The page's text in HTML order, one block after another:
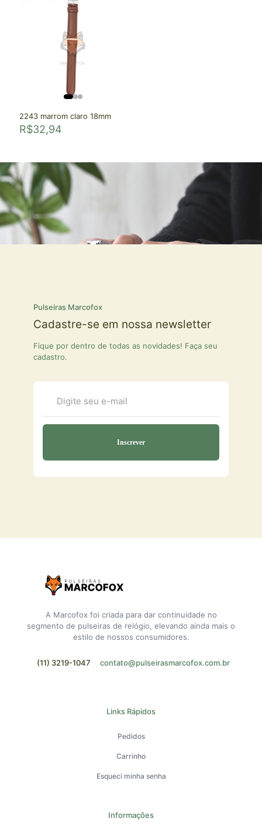
2243 marrom claro 18mm
R$32,94
Pulseiras Marcofox
Cadastre-se em nossa newsletter
Fique por dentro de todas as novidades! Faça seu
cadastro.
A Marcofox foi criada para dar continuidade no
segmento de pulseiras de relógio, elevando ainda mais o
estilo de nossos consumidores.
(11) 3219-1047 contato@pulseirasmarcofox.com.br
Links Rápidos
Pedidos
Carrinho
Esqueci minha senha
Informações